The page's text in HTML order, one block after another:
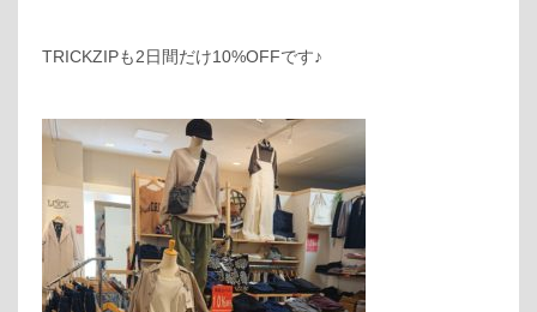
TRICKZIPも2日間だけ10%OFFです♪